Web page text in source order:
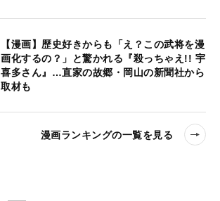
【漫画】歴史好きからも「え？この武将を漫
画化するの？」と驚かれる『殺っちゃえ!! 宇
喜多さん』…直家の故郷・岡山の新聞社から
取材も
漫画ランキングの一覧を見る